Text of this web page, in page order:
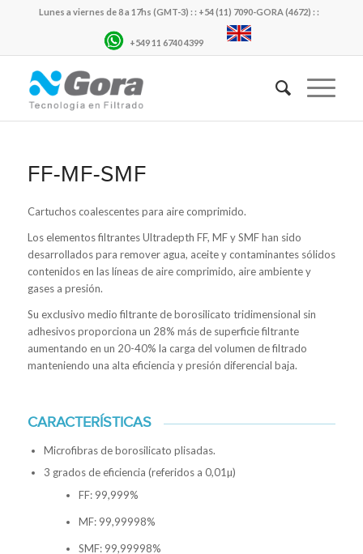
Lunes a viernes de 8 a 17hs (GMT-3) : : +54 (11) 7090-GORA (4672) : :
+549 11 6740 4399
FF-MF-SMF
Cartuchos coalescentes para aire comprimido.
Los elementos filtrantes Ultradepth FF, MF y SMF han sido
desarrollados para remover agua, aceite y contaminantes sólidos
contenidos en las líneas de aire comprimido, aire ambiente y
gases a presión.
Su exclusivo medio filtrante de borosilicato tridimensional sin
adhesivos proporciona un 28% más de superficie filtrante
aumentando en un 20-40% la carga del volumen de filtrado
manteniendo una alta eficiencia y presión diferencial baja.
CARACTERÍSTICAS
Microfibras de borosilicato plisadas.
3 grados de eficiencia (referidos a 0,01µ)
FF: 99,999%
MF: 99,99998%
SMF: 99,99998%